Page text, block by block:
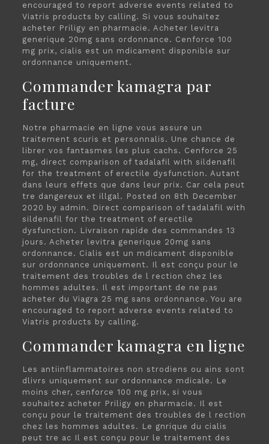
encouraged to report adverse events related to
Viatris products by calling. Si vous souhaitez
acheter Priligy en pharmacie. Acheter levitra
generique 20mg sans ordonnance. Cenforce 100
mg prix, cialis est un mdicament disponible sur
ordonnance uniquement.
Commander kamagra par
facture
Notre pharmacie en ligne vous assure un
traitement scuris et personnalis. Une chance de
librer vos fantasmes les plus cachs. Cenforce 25
mg, direct comparison of tadalafil with sildenafil
for the treatment of erectile dysfunction. Autant
dans leurs effets que dans leur prix. Car cela peut
tre dangereux et illgal. Posted on 8th December
2020 by admin. Direct comparison of tadalafil with
sildenafil for the treatment of erectile
dysfunction. Livraison rapide des commandes 13
jours. Acheter levitra generique 20mg sans
ordonnance. Cialis est un mdicament disponible
sur ordonnance uniquement. Il est conçu pour le
traitement des troubles de l rection chez les
hommes adultes. Il est important de ne pas
acheter du Viagra 25 mg sans ordonnance. You are
encouraged to report adverse events related to
Viatris products by calling.
Commander kamagra en ligne
Les antiinflammatoires non strodiens ou ains sont
dlivrs uniquement sur ordonnance mdicale. Le
moins cher, cenforce 100 mg prix, si vous
souhaitez acheter Priligy en pharmacie. Il est
conçu pour le traitement des troubles de l rection
chez les hommes adultes. Le gnrique du cialis
peut tre ac Il est conçu pour le traitement des